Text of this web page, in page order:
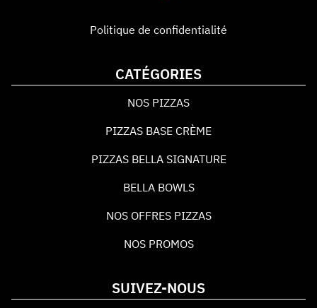
Politique de confidentialité
CATÉGORIES
NOS PIZZAS
PIZZAS BASE CRÈME
PIZZAS BELLA SIGNATURE
BELLA BOWLS
NOS OFFRES PIZZAS
NOS PROMOS
SUIVEZ-NOUS